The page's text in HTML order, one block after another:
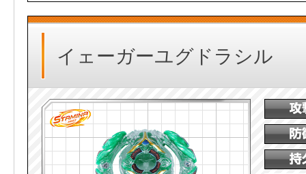
イェーガーユグドラシル